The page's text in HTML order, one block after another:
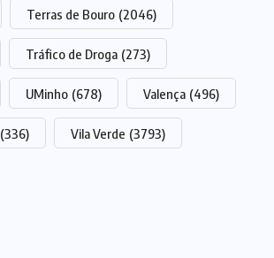
Terras de Bouro (2046)
Tráfico de Droga (273)
UMinho (678) Valença (496)
(336) Vila Verde (3793)